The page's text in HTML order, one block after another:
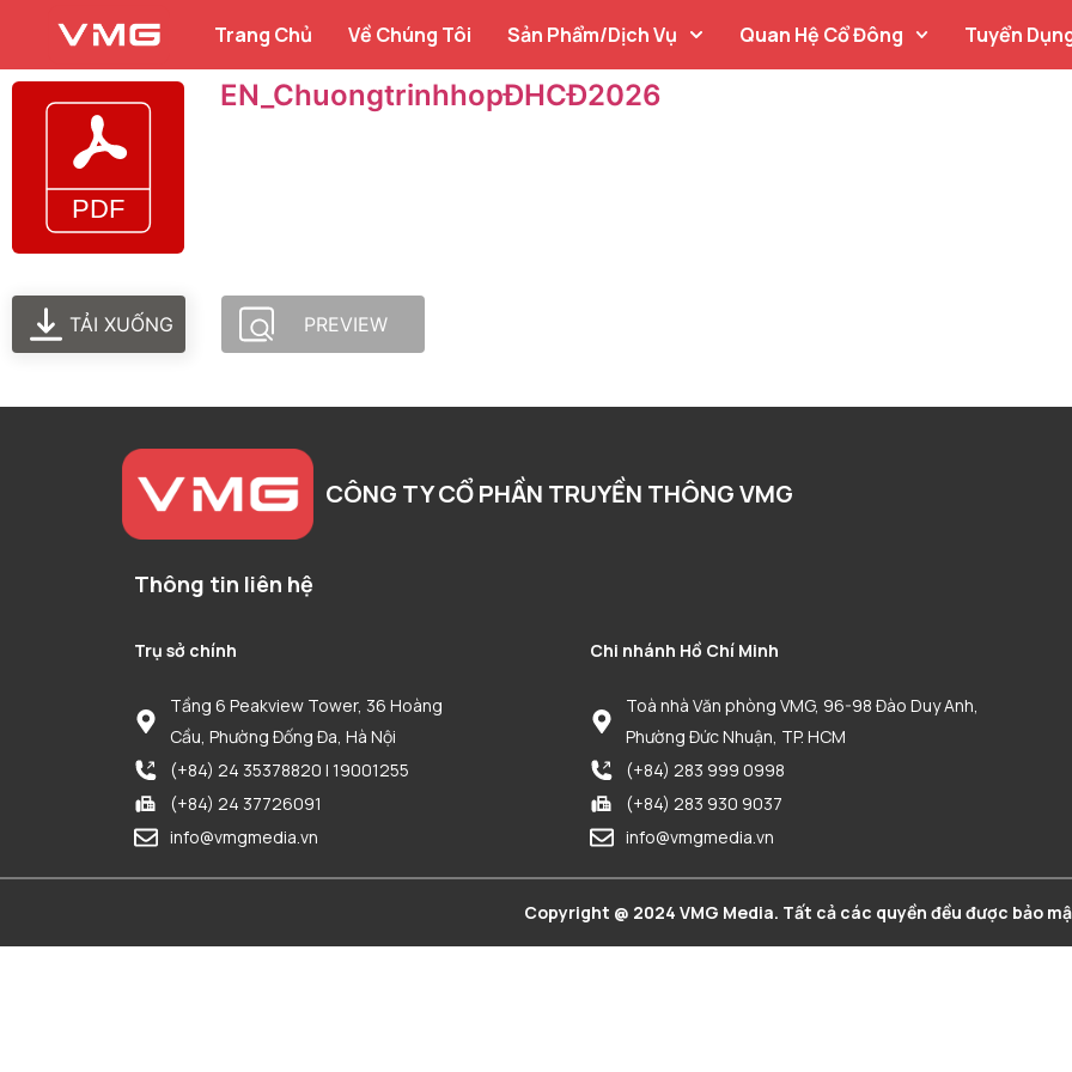
Trang Chủ Về Chúng Tôi Sản Phẩm/Dịch Vụ Quan Hệ Cổ Đông Tuyển
EN_ChuongtrinhhopĐHCĐ2026
TẢI XUỐNG PREVIEW
CÔNG TY CỔ PHẦN TRUYỀN THÔNG VMG
Thông tin liên hệ
Trụ sở chính
Tầng 6 Peakview Tower, 36 Hoàng
Cầu, Phường Đống Đa, Hà Nội
(+84) 24 35378820 | 19001255
(+84) 24 37726091
info@vmgmedia.vn
Chi nhánh Hồ Chí Minh
Toà nhà Văn phòng VMG, 96-98 Đào Duy Anh,
Phường Đức Nhuận, TP. HCM
(+84) 283 999 0998
(+84) 283 930 9037
info@vmgmedia.vn
Copyright @ 2024 VMG Media. Tất cả các quyền đều được bảo